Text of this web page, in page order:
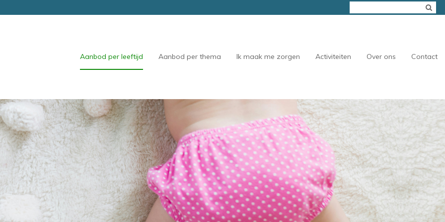
Aanbod per leeftijd Aanbod per thema Ik maak me zorgen Activiteiten Over ons Contact